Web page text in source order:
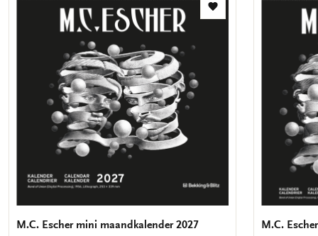
Toevoegen
M.C. Escher mini maandkalender 2027 M.C.